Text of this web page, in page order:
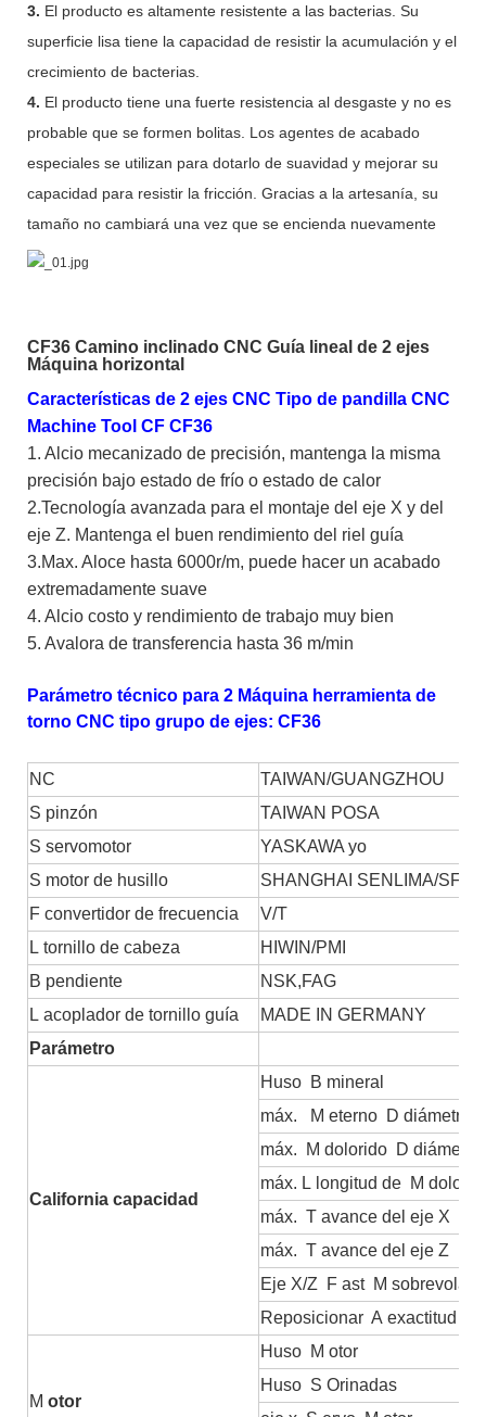
3. El producto es altamente resistente a las bacterias. Su
superficie lisa tiene la capacidad de resistir la acumulación y el
crecimiento de bacterias.
4. El producto tiene una fuerte resistencia al desgaste y no es
probable que se formen bolitas. Los agentes de acabado
especiales se utilizan para dotarlo de suavidad y mejorar su
capacidad para resistir la fricción. Gracias a la artesanía, su
tamaño no cambiará una vez que se encienda nuevamente
CF36 Camino inclinado CNC Guía lineal de 2 ejes
Máquina horizontal
Características de 2 ejes CNC Tipo de pandilla CNC
Machine Tool CF CF36
1. Alcio mecanizado de precisión, mantenga la misma
precisión bajo estado de frío o estado de calor
2.Tecnología avanzada para el montaje del eje X y del
eje Z. Mantenga el buen rendimiento del riel guía
3.Max. Aloce hasta 6000r/m, puede hacer un acabado
extremadamente suave
4. Alcio costo y rendimiento de trabajo muy bien
5. Avalora de transferencia hasta 36 m/min
Parámetro técnico para 2 Máquina herramienta de
torno CNC tipo grupo de ejes: CF36
NC
TAIWAN/GUANGZHOU
S pinzón
TAIWAN POSA
S servomotor YASKAWA yo
S motor de husillo
SHANGHAI SENLIMA/SFC
F convertidor de frecuencia
V/T
L tornillo de cabeza
HIWIN/PMI
B pendiente
NSK,FAG
L acoplador de tornillo guía
MADE IN GERMANY
Parámetro
California capacidad
Huso B mineral
máx.
M eterno D diámetro:
máx.
M dolorido D diámetro
máx. L longitud de M
máx. T avance del eje X
máx. T avance del eje Z
Eje X/Z
F ast M
Reposicionar A exactitud
M otor
Huso M otor
Huso S Orinadas